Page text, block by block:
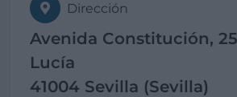
Dirección
Avenida Constitución,
Lucía
41004 Sevilla (Sevilla)